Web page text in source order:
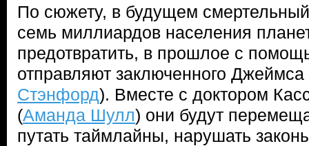
По сюжету, в будущем
семь миллиардов населения
предотвратить, в прошлое с
отправляют заключенного
Стэнфорд). Вместе с доктором
(Аманда Шулл) они будут
путать таймлайны, нарушать